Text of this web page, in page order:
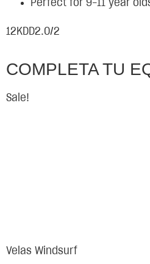
Perfect for 9-11 year
12KDD2.0/2
COMPLETA TU
Sale!
Velas Windsurf